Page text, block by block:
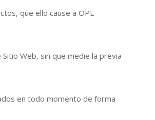
que ello cause a OPE
Web, sin que medie la previa
en todo momento de forma